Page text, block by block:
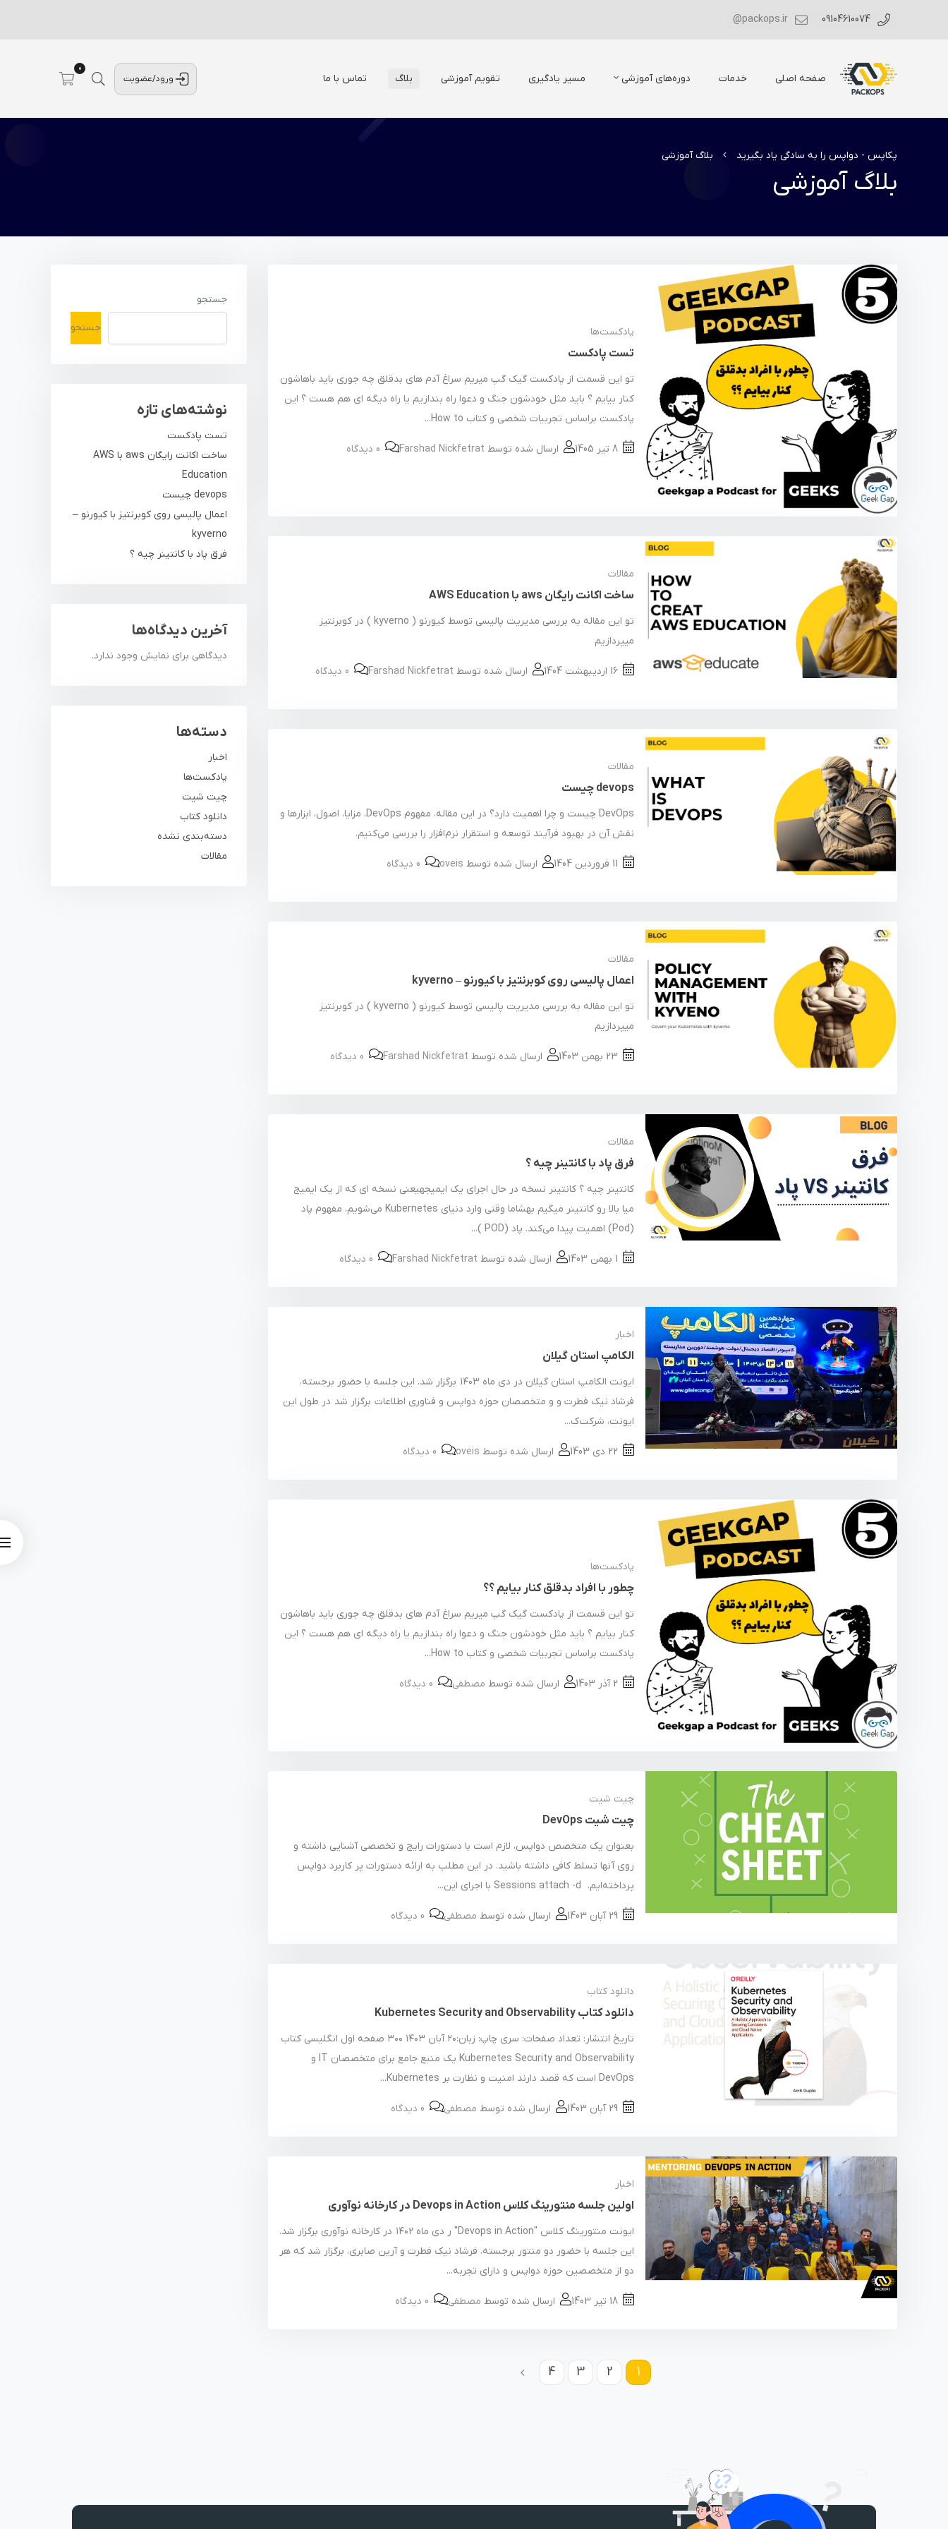
صفحه اصلی خدمات دوره‌های آموزشی مسیر یادگیری تقویم آموزشی بلاگ تماس با ما ورود/عضویت
0
پکاپس - دواپس را به سادگی یاد بگیرید بلاگ آموزشی
بلاگ آموزشی
پادکست‌ها
تست پادکست
تو این قسمت از پادکست گیک گپ میریم سراغ آدم های بدقلق چه جوری باید باهاشون
کنار بیایم ؟ باید مثل خودشون جنگ و دعوا راه بندازیم یا راه دیگه ای هم هست ؟ این
پادکست براساس تجربیات شخصی و کتاب How to...
ارسال شده توسط Farshad Nickfetrat 0 دیدگاه
مقالات
ساخت اکانت رایگان aws با AWS Education
تو این مقاله به بررسی مدیریت پالیسی توسط کیورنو ( kyverno ) در کوبرنتیز
میپردازیم
ارسال شده توسط Farshad Nickfetrat 0 دیدگاه
مقالات
devops چیست
DevOps چیست و چرا اهمیت دارد؟ در این مقاله، مفهوم DevOps، مزایا، اصول، ابزارها و
نقش آن در بهبود فرآیند توسعه و استقرار نرم‌افزار را بررسی می‌کنیم.
ارسال شده توسط oveis 0 دیدگاه
مقالات
اعمال پالیسی روی کوبرنتیز با کیورنو – kyverno
تو این مقاله به بررسی مدیریت پالیسی توسط کیورنو ( kyverno ) در کوبرنتیز
میپردازیم
ارسال شده توسط Farshad Nickfetrat 0 دیدگاه
مقالات
فرق پاد با کانتینر چیه ؟
کانتینر چیه ؟ کانتینر نسخه در حال اجرای یک ایمیجهیعنی نسخه ای که از یک ایمیج
میا بالا رو کانتینر میگیم بهشاما وقتی وارد دنیای Kubernetes می‌شویم، مفهوم پاد
(Pod) اهمیت پیدا می‌کند. پاد (POD )...
ارسال شده توسط Farshad Nickfetrat 0 دیدگاه
اخبار
الکامپ استان گیلان
ایونت الکامپ استان گیلان در دی ماه ۱۴۰3 برگزار شد. این جلسه با حضور برجسته،
فرشاد نیک فطرت و و متخصصان حوزه دواپس و فناوری اطلاعات برگزار شد در طول این
ایونت، شرکت‌ک...
ارسال شده توسط oveis 0 دیدگاه
پادکست‌ها
چطور با افراد بدقلق کنار بیایم ؟؟
تو این قسمت از پادکست گیک گپ میریم سراغ آدم های بدقلق چه جوری باید باهاشون
کنار بیایم ؟ باید مثل خودشون جنگ و دعوا راه بندازیم یا راه دیگه ای هم هست ؟ این
پادکست براساس تجربیات شخصی و کتاب How to...
ارسال شده توسط مصطفی 0 دیدگاه
چیت شیت
چیت شیت DevOps
بعنوان یک متخصص دواپس،‌ لازم است با دستورات رایج و تخصصی آشنایی داشته و
روی آنها تسلط کافی داشته باشید. در این مطلب به ارائه دستورات پر کاربرد دواپس
پرداخته‌ایم. Sessions attach -d با اجرای این...
ارسال شده توسط مصطفی 0 دیدگاه
دانلود کتاب
دانلود کتاب Kubernetes Security and Observability
تاریخ انتشار: تعداد صفحات: سری چاپ: زبان:۲۰ آبان ۱۴۰۳ ۳۰۰ صفحه اول انگلیسی کتاب
Kubernetes Security and Observability یک منبع جامع برای متخصصان IT و
DevOps است که قصد دارند امنیت و نظارت بر Kubernetes...
ارسال شده توسط مصطفی 0 دیدگاه
اخبار
اولین جلسه منتورینگ کلاس Devops in Action در کارخانه نوآوری
ایونت منتورینگ کلاس "Devops in Action" ر دی ماه ۱۴۰۲ در کارخانه نوآوری برگزار شد.
این جلسه با حضور دو منتور برجسته، فرشاد نیک فطرت و آرین صابری، برگزار شد که هر
دو از متخصصین حوزه دواپس و دارای تجربه...
ارسال شده توسط مصطفی 0 دیدگاه
1
2
3
4
جستجو
جستجو
نوشته‌های تازه
تست پادکست
ساخت اکانت رایگان aws با AWS
Education
devops چیست
اعمال پالیسی روی کوبرنتیز با کیورنو –
kyverno
فرق پاد با کانتینر چیه ؟
آخرین دیدگاه‌ها
دیدگاهی برای نمایش وجود ندارد.
دسته‌ها
اخبار
پادکست‌ها
چیت شیت
دانلود کتاب
دسته‌بندی نشده
مقالات